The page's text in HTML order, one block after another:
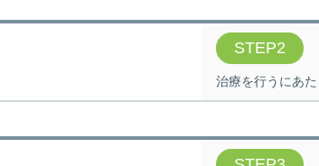
STEP2
治療を行うにあ